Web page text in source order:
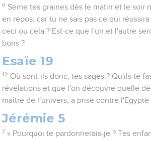
6 Sème tes graines dès le matin et le soir
en repos, car tu ne sais pas ce qui
ceci ou cela ? Est-ce que l'un et l'autre
bons ?
Esaïe 19
12 Où sont-ils donc, tes sages ? Qu'ils te
révélations et que l'on découvre quelle
maître de l’univers, a prise contre l'Egypte
Jérémie 5
7 « Pourquoi te pardonnerais-je ? Tes